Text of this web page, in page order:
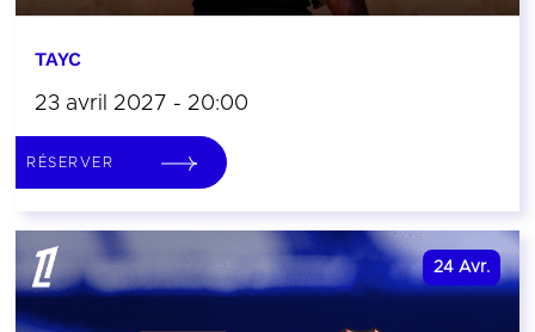
TAYC
23 avril 2027 - 20:00
RÉSERVER
24 Avr.